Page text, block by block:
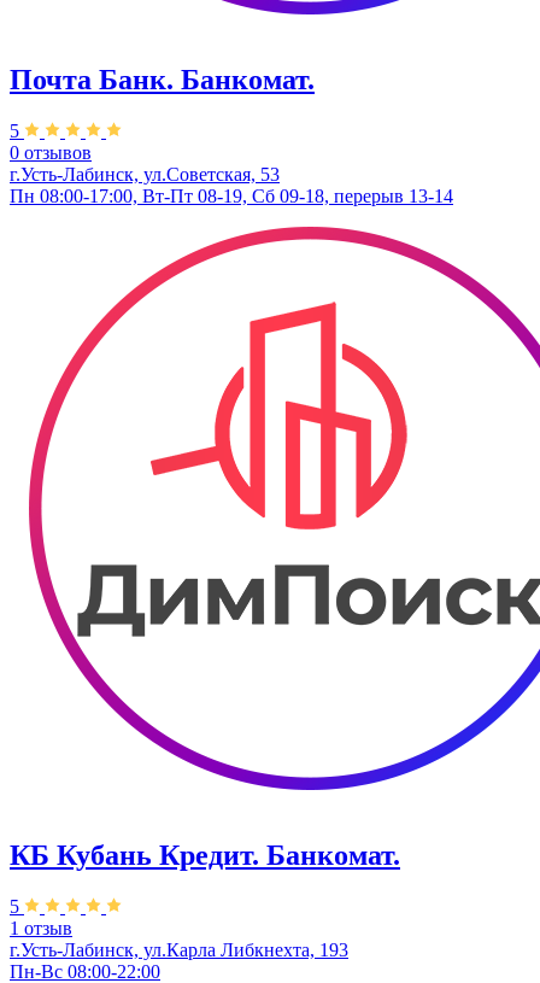
Почта Банк. Банкомат.
5
0 отзывов
г.Усть-Лабинск, ул.​Советская, 53
Пн 08:00-17:00, Вт-Пт 08-19, Сб 09-18, перерыв 13-14
КБ Кубань Кредит. Банкомат.
5
1 отзыв
г.Усть-Лабинск, ул.​Карла Либкнехта, 193
Пн-Вс 08:00-22:00